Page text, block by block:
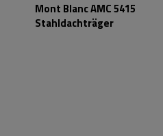
Mont Blanc AMC 5415
Stahldachträger